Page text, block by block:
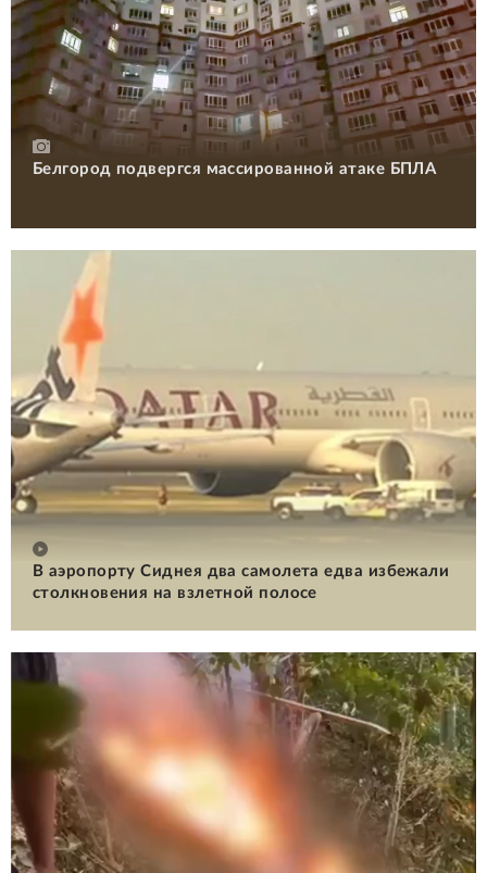
Белгород подвергся массированной атаке БПЛА
В аэропорту Сиднея два самолета едва избежали
столкновения на взлетной полосе